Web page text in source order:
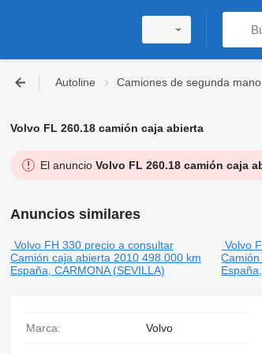
Autoline Camiones de segunda mano
Volvo FL 260.18 camión caja abierta
El anuncio Volvo FL 260.18 camión caja
Anuncios similares
Volvo FH 330 precio a consultar
Camión caja abierta 2010 498.000 km
España, CARMONA (SEVILLA)
Volvo
Marca: Volvo